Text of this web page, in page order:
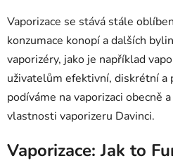
Vaporizace se stává stále
konzumace konopí a dalších
vaporizéry, jako je například
uživatelům efektivní, diskrétní a
podíváme na vaporizaci obecně
vlastnosti vaporizeru Davinci.
Vaporizace: Jak to